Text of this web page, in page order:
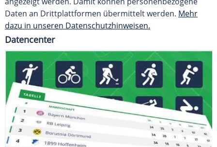
Daten an Drittplattformen übermittelt werden. Mehr
dazu in unseren Datenschutzhinweisen.
Datencenter